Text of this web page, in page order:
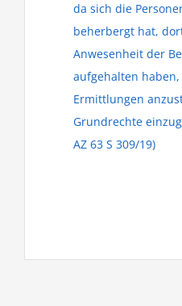
da sich die
beherbergt hat,
Anwesenheit der
aufgehalten
Ermittlungen
Grundrechte
AZ 63 S 309/19)